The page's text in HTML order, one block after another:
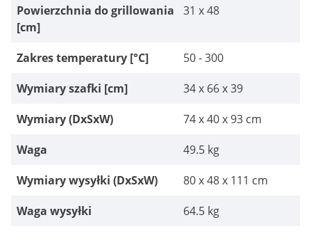
Powierzchnia do grillowania
[cm]
31 x 48
Zakres temperatury [°C]
50 - 300
Wymiary szafki [cm]
34 x 66 x 39
Wymiary (DxSxW)
74 x 40 x 93 cm
Waga
49.5 kg
Wymiary wysyłki (DxSxW)
80 x 48 x 111 cm
Waga wysyłki
64.5 kg